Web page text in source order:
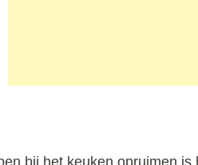
bij het keuken opruimen